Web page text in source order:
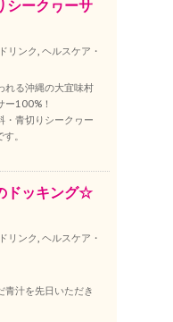
ークヮーサ
ドリンク, ヘルスケア・
れる沖縄の大宜味村
ー100%！
・青切りシークヮー
。
ドッキング☆
ドリンク, ヘルスケア・
青汁を先日いただき